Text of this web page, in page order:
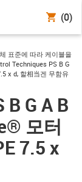
(0)
arrow-right
표준에 따라 케이블을
arrow-right
Techniques PS B G
x d, 할相当겐 무함유
G A B
모터
7.5 x